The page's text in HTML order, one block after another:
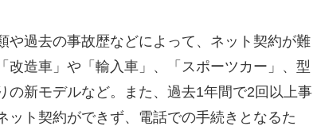
過去の事故歴などによって、ネット契約が難
改造車」や「輸入車」、「スポーツカー」、型
の新モデルなど。また、過去1年間で2回以上事
ット契約ができず、電話での手続きとなるた